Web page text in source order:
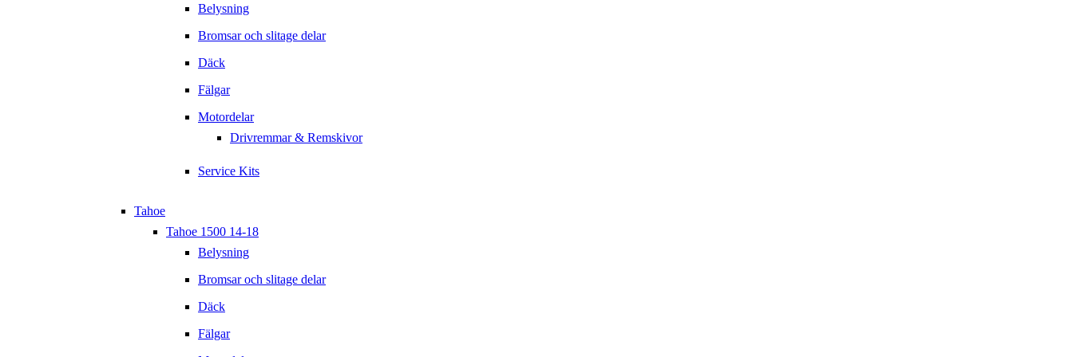
Belysning
Bromsar och slitage delar
Däck
Fälgar
Motordelar
Drivremmar & Remskivor
Service Kits
Tahoe
Tahoe 1500 14-18
Belysning
Bromsar och slitage delar
Däck
Fälgar